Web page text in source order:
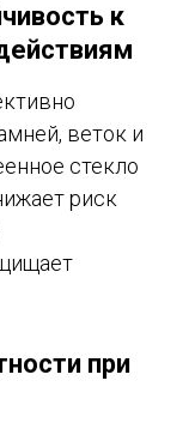
к
веток и
стекло
риск
при